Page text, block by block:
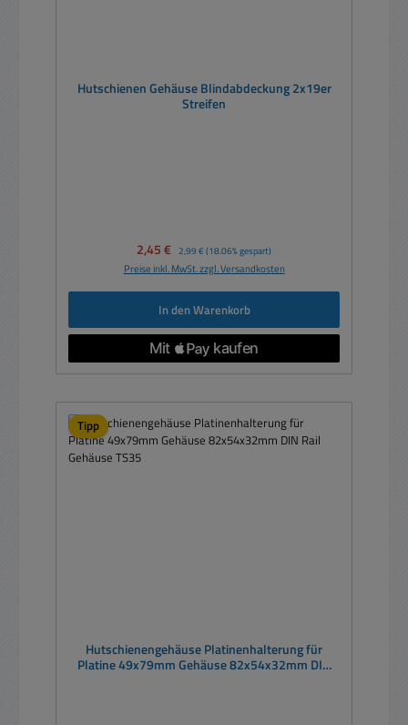
Hutschienen Gehäuse Blindabdeckung 2x19er
Streifen
Verkaufspreis:
2,45 € Regulärer Preis:
2,99 € (18.06% gespart)
Preise inkl. MwSt. zzgl. Versandkosten
In den Warenkorb
Tipp
Hutschienengehäuse Platinenhalterung für
Platine 49x79mm Gehäuse 82x54x32mm DIN